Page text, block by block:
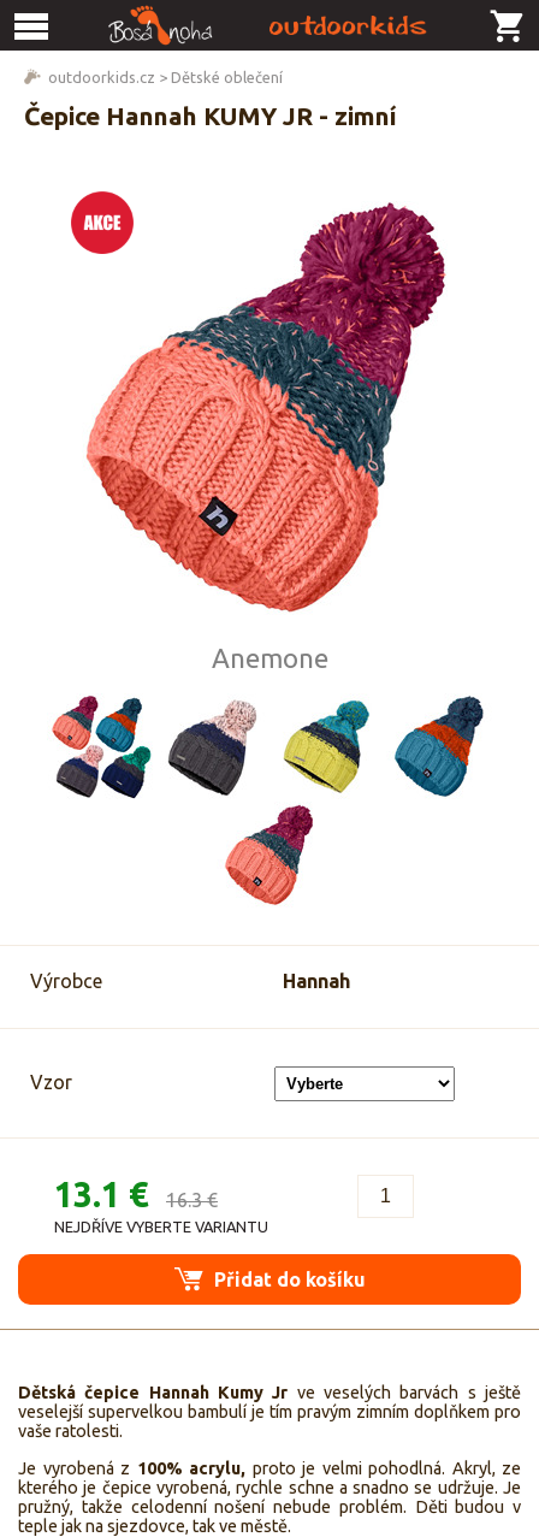
outdoorkids.cz > Dětské oblečení
Čepice Hannah KUMY JR - zimní
Anemone
Výrobce Hannah
Vzor
13.1 € 16.3 €
NEJDŘÍVE VYBERTE VARIANTU
Přidat do košíku
Dětská čepice Hannah Kumy Jr ve veselých barvách s ještě
veselejší supervelkou bambulí je tím pravým zimním doplňkem pro
vaše ratolesti.
Je vyrobená z 100% acrylu, proto je velmi pohodlná. Akryl, ze
kterého je čepice vyrobená, rychle schne a snadno se udržuje. Je
pružný, takže celodenní nošení nebude problém. Děti budou v
teple jak na sjezdovce, tak ve městě.